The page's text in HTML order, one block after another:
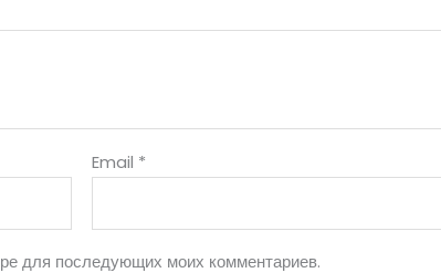
Email *
для последующих моих комментариев.